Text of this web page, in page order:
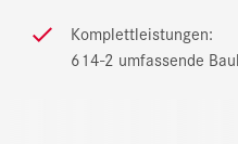
Komplettleistungen:
614-2 umfassende